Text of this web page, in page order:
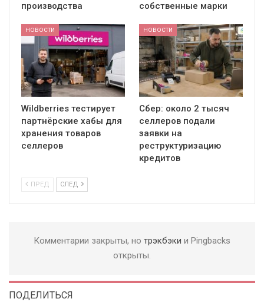
производства
собственные марки
НОВОСТИ
Wildberries тестирует
партнёрские хабы для
хранения товаров
селлеров
НОВОСТИ
Сбер: около 2 тысяч
селлеров подали
заявки на
реструктуризацию
кредитов
ПРЕД СЛЕД
Комментарии закрыты, но трэкбэки и Pingbacks
открыты.
ПОДЕЛИТЬСЯ